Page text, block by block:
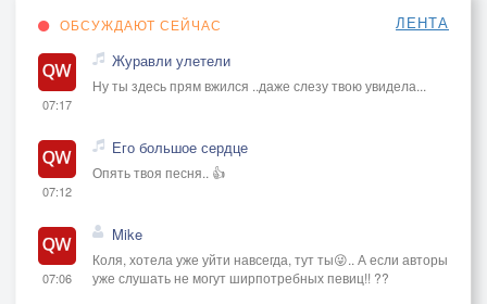
ОБСУЖДАЮТ СЕЙЧАС ЛЕНТА
07:17
Журавли улетели
Ну ты здесь прям вжился ..даже слезу твою увидела...
07:12
Его большое сердце
Опять твоя песня.. 👍
07:06
Mike
Коля, хотела уже уйти навсегда, тут ты😜.. А если авторы
уже слушать не могут ширпотребных певиц!! ??